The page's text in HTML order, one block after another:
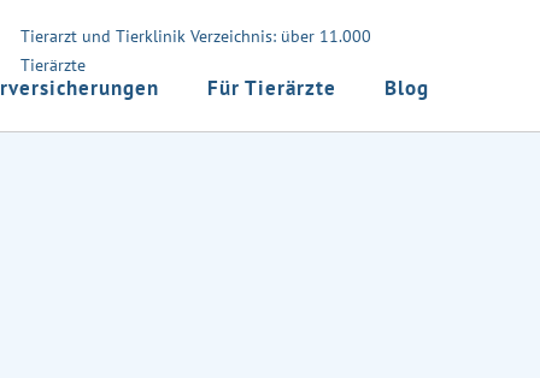
Tierarzt und Tierklinik Verzeichnis: über 11.000
Tierärzte
Für Tierärzte Blog